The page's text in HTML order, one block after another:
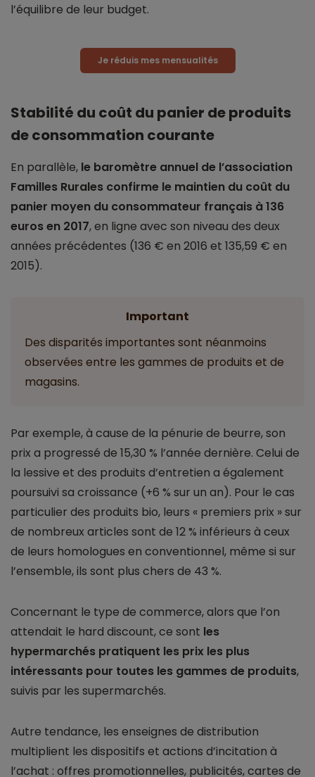
l’équilibre de leur budget.
Je réduis mes mensualités
Stabilité du coût du panier de produits
de consommation courante
En parallèle, le baromètre annuel de l’association
Familles Rurales confirme le maintien du coût du
panier moyen du consommateur français à 136
euros en 2017, en ligne avec son niveau des deux
années précédentes (136 € en 2016 et 135,59 € en
2015).
Important
Des disparités importantes sont néanmoins
observées entre les gammes de produits et de
magasins.
Par exemple, à cause de la pénurie de beurre, son
prix a progressé de 15,30 % l’année dernière. Celui de
la lessive et des produits d’entretien a également
poursuivi sa croissance (+6 % sur un an). Pour le cas
particulier des produits bio, leurs « premiers prix » sur
de nombreux articles sont de 12 % inférieurs à ceux
de leurs homologues en conventionnel, même si sur
l’ensemble, ils sont plus chers de 43 %.
Concernant le type de commerce, alors que l’on
attendait le hard discount, ce sont les
hypermarchés pratiquent les prix les plus
intéressants pour toutes les gammes de produits,
suivis par les supermarchés.
Autre tendance, les enseignes de distribution
multiplient les dispositifs et actions d’incitation à
l’achat : offres promotionnelles, publicités, cartes de